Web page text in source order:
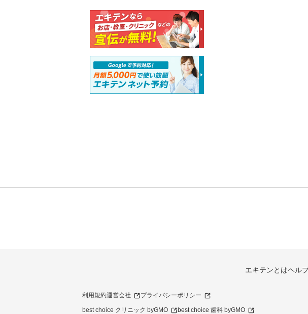
エキテンとはヘル
利用規約運営会社 プライバシーポリシー
best choice クリニック byGMO best choice 歯科 byGMO